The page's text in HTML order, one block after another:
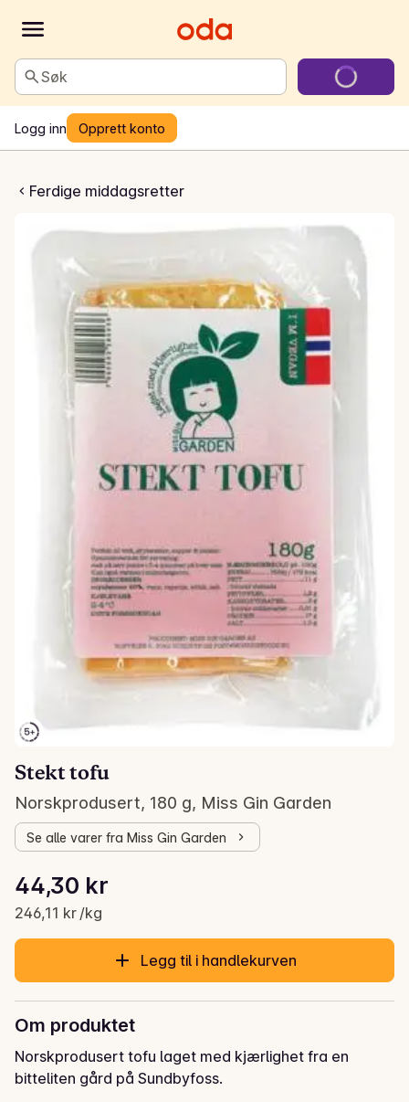
Søk
Logg inn Opprett konto
Ferdige middagsretter
tofu
Stekt tofu
Norskprodusert, 180 g, Miss Gin Garden
Se alle varer fra Miss Gin Garden
Gjeldende pris er: 44,30 kr
44,30 kr
246,11 kr /kg
Stykkpris: 246,11 kr /kg
Legg til i handlekurven
Om produktet
Norskprodusert tofu laget med kjærlighet fra en
bitteliten gård på Sundbyfoss.